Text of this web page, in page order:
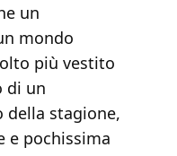
un
mondo
più vestito
di un
della stagione,
e pochissima